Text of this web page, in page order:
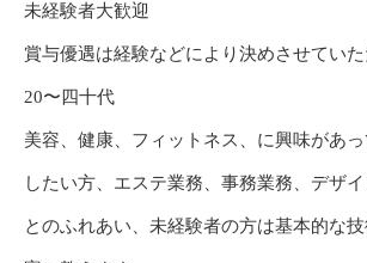
未経験者大歓迎
賞与優遇は経験などにより決めさせていた
20〜四十代
美容、健康、フィットネス、に興味があ
したい方、エステ業務、事務業務、デザ
とのふれあい、未経験者の方は基本的な